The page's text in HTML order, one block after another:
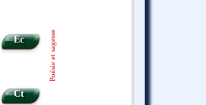
Ec
Ct
Poésie et sagesse